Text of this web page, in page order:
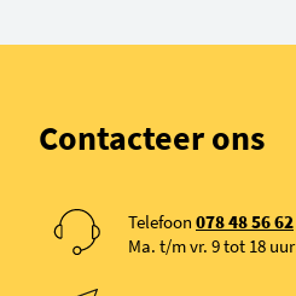
Contacteer ons
Telefoon 078 48 56 62
Ma. t/m vr. 9 tot 18 uur